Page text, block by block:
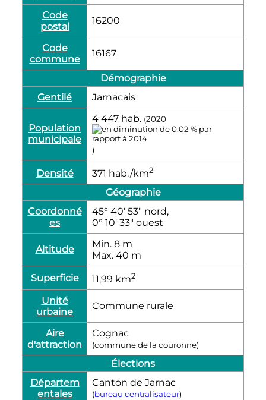
Code
postal
16200
Code
commune
16167
Démographie
Gentilé
Jarnacais
Population
municipale
4 447 hab. (2020
)
Densité 371 hab./km2
Géographie
Coordonné
es
45° 40′ 53″ nord,
0° 10′ 33″ ouest
Altitude Min. 8 m
Max. 40 m
Superficie
11,99 km2
Unité
urbaine
Commune rurale
Aire
d'attraction
Cognac
(commune de la couronne)
Élections
Départem
entales
Canton de Jarnac
(bureau centralisateur)